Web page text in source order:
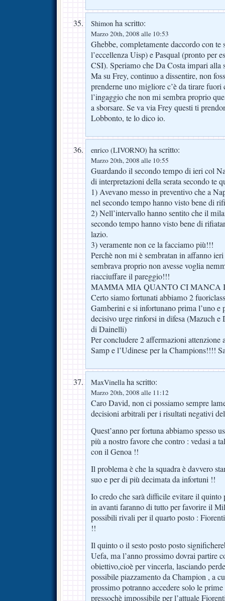
Shimon ha scritto:
Marzo 20th, 2008 alle 10:53
Ghebbe, completamente daccordo con
l’eccellenza Uisp) e Pasqual (pronto per
CSI). Speriamo che Da Costa impari
Ma su Frey, continuo a dissentire, non
prenderne uno migliore c’è da tirare
l’ingaggio che non mi sembra proprio
a sborsare. Se va via Frey questi ti
Lobbonto, te lo dico io.
enrico (LIVORNO) ha scritto:
Marzo 20th, 2008 alle 10:55
Guardando il secondo tempo di ieri col
di interpretazioni della serata secondo te
1) Avevano messo in preventivo che a
nel secondo tempo hanno visto bene di
2) Nell’intervallo hanno sentito che il
secondo tempo hanno visto bene di
lazio.
3) veramente non ce la facciamo più!!!
Perchè non mi è sembratan in affanno
sembrava proprio non avesse voglia
riacciuffare il pareggio!!!
MAMMA MIA QUANTO CI MANCA
Certo siamo fortunati abbiamo 2
Gamberini e si infortunano prima l’uno e
decisivo urge rinforsi in difesa (Mazuch
di Dainelli)
Per concludere 2 affermazioni attenzione
Samp e l’Udinese per la Champions!!!!
MaxVinellaha scritto:
Marzo 20th, 2008 alle 11:12
Caro David, non ci possiamo sempre
decisioni arbitrali per i risultati negativi
Quest’anno per fortuna abbiamo spesso
più a nostro favore che contro : vedasi a
con il Genoa !!
Il problema è che la squadra è davvero
suo e per di più decimata da infortuni !!
Io credo che sarà difficile evitare il quinto
in avanti faranno di tutto per favorire il
possibili rivali per il quarto posto :
!!
Il quinto o il sesto posto posto
Uefa, ma l’anno prossimo dovrai partire
obiettivo,cioè per vincerla, lasciando
possibile piazzamento da Champion , a
prossimo potranno accedere solo le
pressochè impossibile per l’attuale